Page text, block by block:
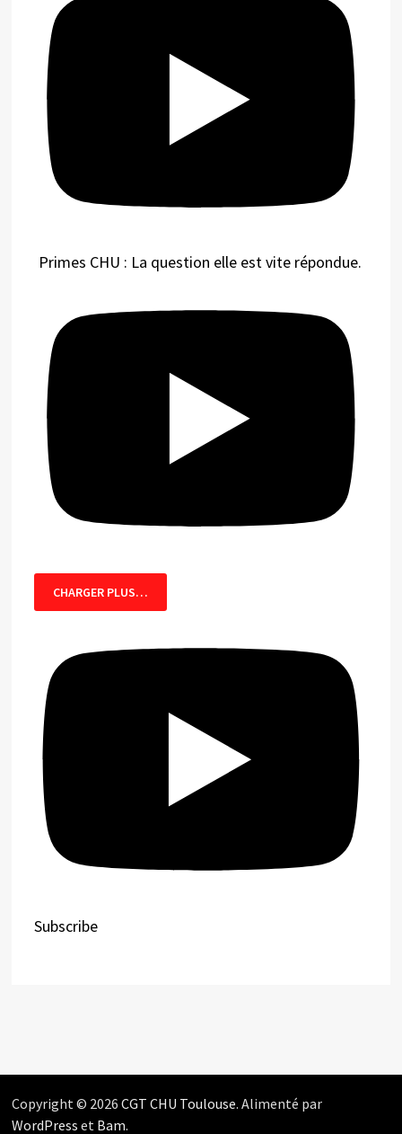
Primes CHU : La question elle est vite répondue.
CHARGER PLUS…
Subscribe
Copyright © 2026CGT CHU Toulouse. Alimenté par
WordPress et Bam.